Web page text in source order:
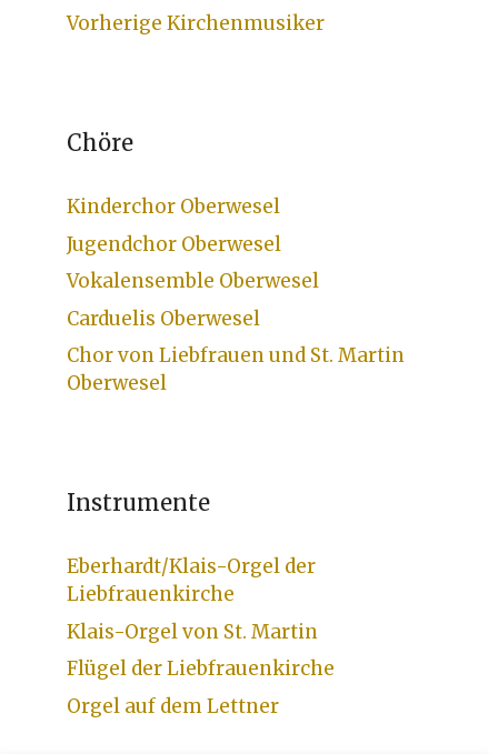
Vorherige Kirchenmusiker
Chöre
Kinderchor Oberwesel
Jugendchor Oberwesel
Vokalensemble Oberwesel
Carduelis Oberwesel
Chor von Liebfrauen und St. Martin
Oberwesel
Instrumente
Eberhardt/Klais-Orgel der
Liebfrauenkirche
Klais-Orgel von St. Martin
Flügel der Liebfrauenkirche
Orgel auf dem Lettner